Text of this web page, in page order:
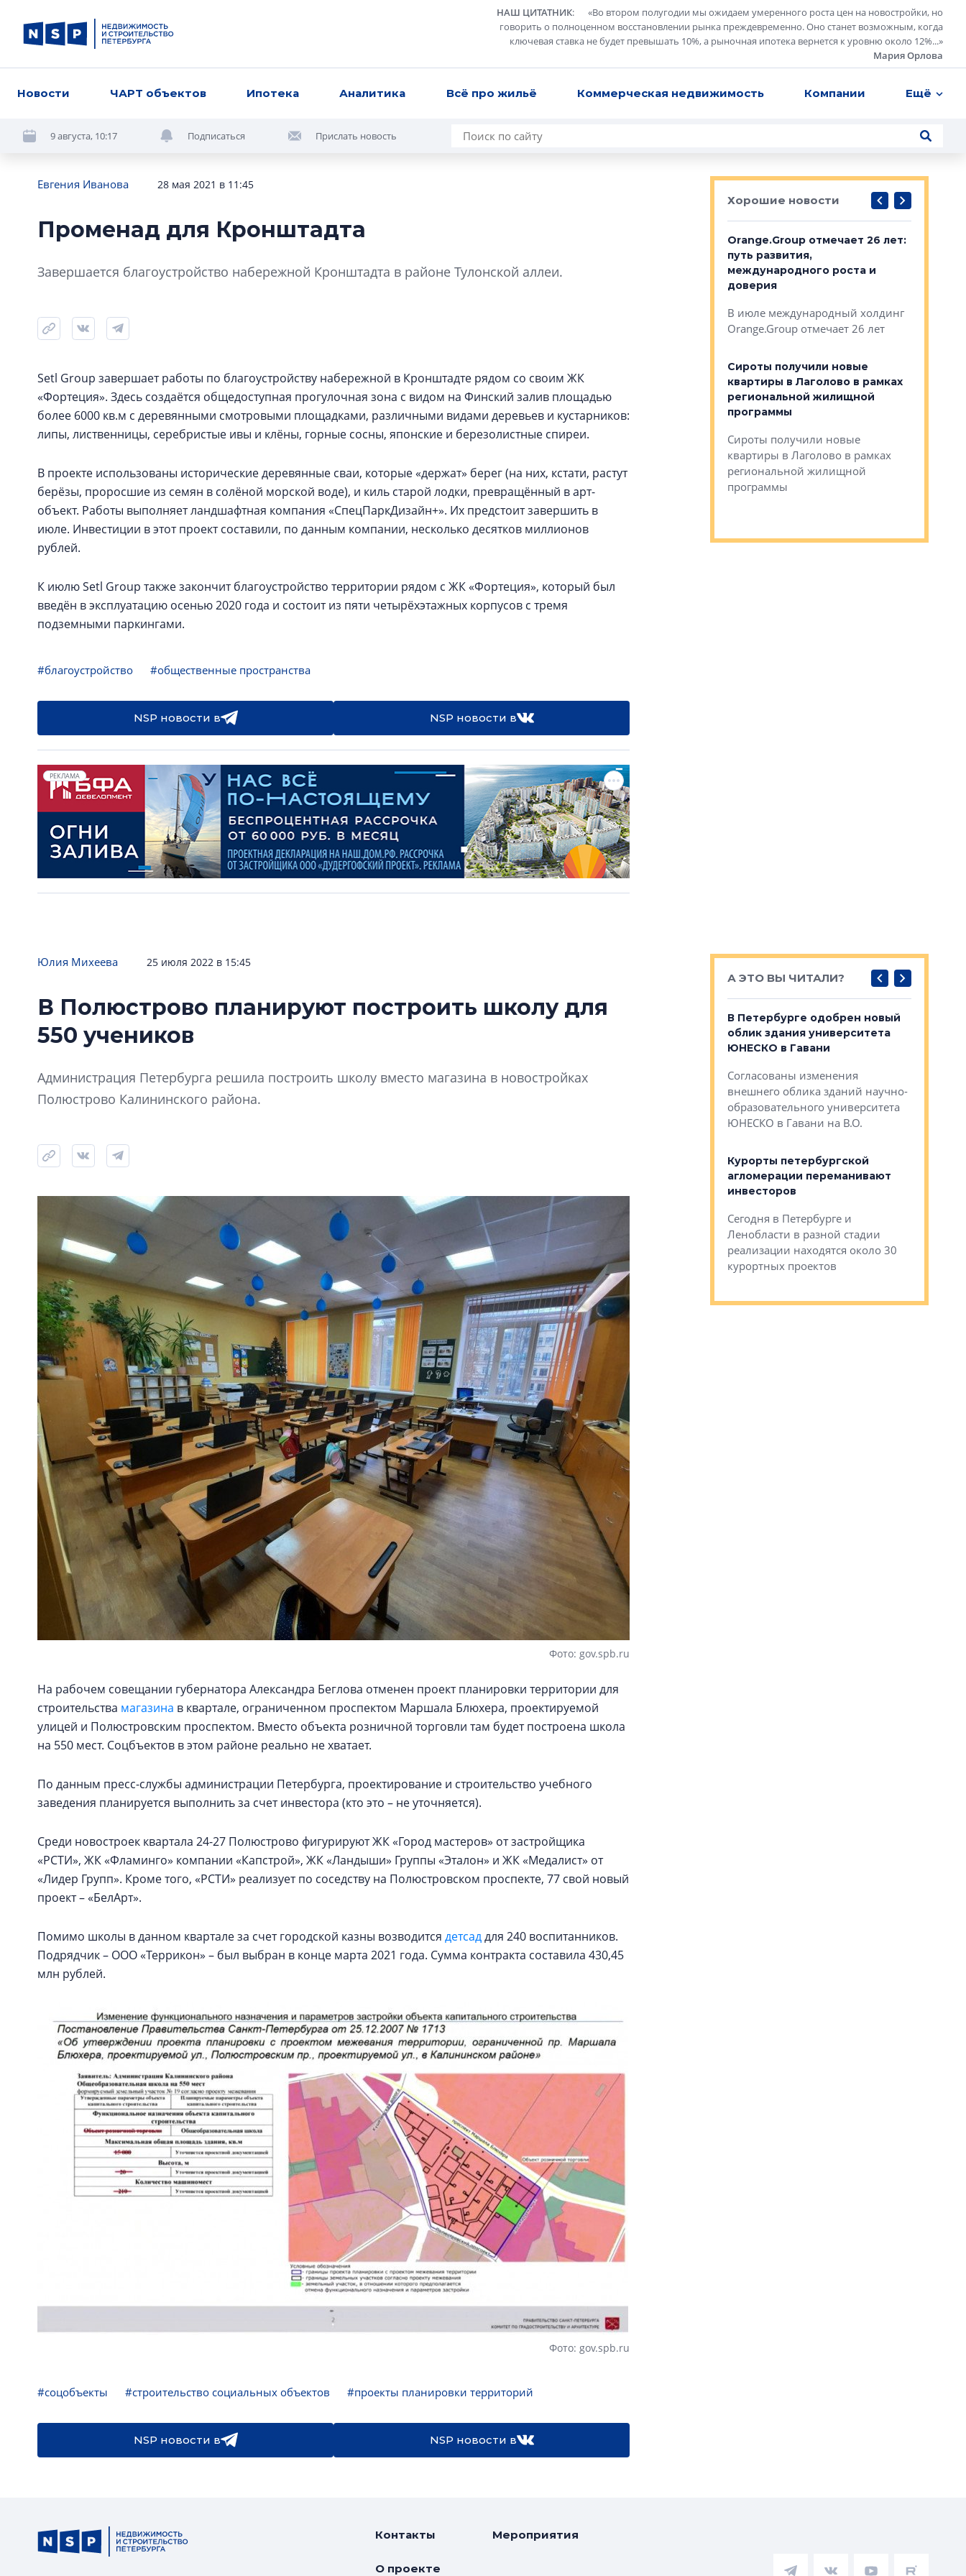
НАШ ЦИТАТНИК: «Во втором полугодии мы ожидаем умеренного роста цен на новостройки, но
говорить о полноценном восстановлении рынка преждевременно. Оно станет возможным, когда
ключевая ставка не будет превышать 10%, а рыночная ипотека вернется к уровню около 12%...»
Мария Орлова
Новости ЧАРТ объектов Ипотека Аналитика Всё про жильё Коммерческая недвижимость Компании Ещё
9 августа, 10:17 Подписаться Прислать новость
Евгения Иванова 28 мая 2021 в 11:45
Променад для Кронштадта
Завершается благоустройство набережной Кронштадта в районе Тулонской аллеи.
Setl Group завершает работы по благоустройству набережной в Кронштадте рядом со своим ЖК
«Фортеция». Здесь создаётся общедоступная прогулочная зона с видом на Финский залив площадью
более 6000 кв.м с деревянными смотровыми площадками, различными видами деревьев и кустарников:
липы, лиственницы, серебристые ивы и клёны, горные сосны, японские и березолистные спиреи.
В проекте использованы исторические деревянные сваи, которые «держат» берег (на них, кстати, растут
берёзы, проросшие из семян в солёной морской воде), и киль старой лодки, превращённый в арт-
объект. Работы выполняет ландшафтная компания «СпецПаркДизайн+». Их предстоит завершить в
июле. Инвестиции в этот проект составили, по данным компании, несколько десятков миллионов
рублей.
К июлю Setl Group также закончит благоустройство территории рядом с ЖК «Фортеция», который был
введён в эксплуатацию осенью 2020 года и состоит из пяти четырёхэтажных корпусов с тремя
подземными паркингами.
#благоустройство #общественные пространства
NSP новости в NSP новости в
РЕКЛАМА
Хорошие новости
Петербурга появился еще
один центр совмещенного
образования
В Красногвардейском районе
центр совмещенного образования
Orange.Group отмечает 26 лет:
путь развития,
международного роста и
доверия
В июле международный холдинг
Orange.Group отмечает 26 лет
Сироты получили новые
квартиры в Лаголово в рамках
региональной жилищной
программы
Сироты получили новые
квартиры в Лаголово в рамках
региональной жилищной
программы
Юлия Михеева 25 июля 2022 в 15:45
В Полюстрово планируют построить школу для
550 учеников
Администрация Петербурга решила построить школу вместо магазина в новостройках
Полюстрово Калининского района.
Фото: gov.spb.ru
На рабочем совещании губернатора Александра Беглова отменен проект планировки территории для
строительства магазина в квартале, ограниченном проспектом Маршала Блюхера, проектируемой
улицей и Полюстровским проспектом. Вместо объекта розничной торговли там будет построена школа
на 550 мест. Соцбъектов в этом районе реально не хватает.
По данным пресс-службы администрации Петербурга, проектирование и строительство учебного
заведения планируется выполнить за счет инвестора (кто это – не уточняется).
Среди новостроек квартала 24-27 Полюстрово фигурируют ЖК «Город мастеров» от застройщика
«РСТИ», ЖК «Фламинго» компании «Капстрой», ЖК «Ландыши» Группы «Эталон» и ЖК «Медалист» от
«Лидер Групп». Кроме того, «РСТИ» реализует по соседству на Полюстровском проспекте, 77 свой новый
проект – «БелАрт».
Помимо школы в данном квартале за счет городской казны возводится детсаддля 240 воспитанников.
Подрядчик – ООО «Террикон» – был выбран в конце марта 2021 года. Сумма контракта составила 430,45
млн рублей.
Фото: gov.spb.ru
#соцобъекты #строительство социальных объектов #проекты планировки территорий
NSP новости в NSP новости в
А ЭТО ВЫ ЧИТАЛИ?
Усадьба Торосово — антидот
эпохи фальш-панелей
дешевле строящихся
В Петербурге одобрен новый
облик здания университета
ЮНЕСКО в Гавани
Согласованы изменения
внешнего облика зданий научно-
образовательного университета
ЮНЕСКО в Гавани на В.О.
Курорты петербургской
агломерации переманивают
инвесторов
Сегодня в Петербурге и
Ленобласти в разной стадии
реализации находятся около 30
курортных проектов
Контакты
О проекте
Мероприятия